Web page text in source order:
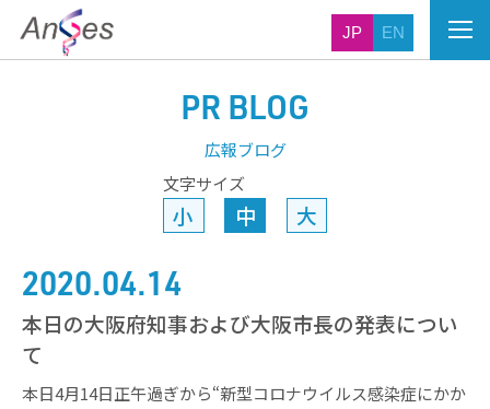
JP EN
PR BLOG
広報ブログ
文字サイズ
小 中 大
2020.04.14
本日の大阪府知事および大阪市長の発表につい
て
本日4月14日正午過ぎから“新型コロナウイルス感染症にかか